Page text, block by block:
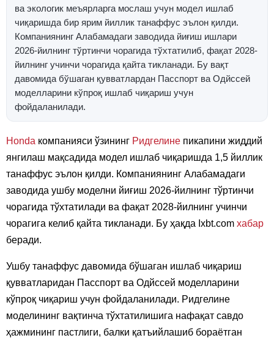
ва экологик меъярларга мослаш учун модел ишлаб
чиқаришда бир ярим йиллик танаффус эълон қилди.
Компаниянинг Алабамадаги заводида йиғиш ишлари
2026-йилнинг тўртинчи чорагида тўхтатилиб, фақат 2028-
йилнинг учинчи чорагида қайта тикланади. Бу вақт
давомида бўшаган қувватлардан Пасспорт ва Одйссей
моделларини кўпроқ ишлаб чиқариш учун
фойдаланилади.
Honda компанияси ўзининг Ридгелине пикапини жиддий
янгилаш мақсадида модел ишлаб чиқаришда 1,5 йиллик
танаффус эълон қилди. Компаниянинг Алабамадаги
заводида ушбу моделни йиғиш 2026-йилнинг тўртинчи
чорагида тўхтатилади ва фақат 2028-йилнинг учинчи
чорагига келиб қайта тикланади. Бу ҳақда Ixbt.com хабар
беради.
Ушбу танаффус давомида бўшаган ишлаб чиқариш
қувватларидан Пасспорт ва Одйссей моделларини
кўпроқ чиқариш учун фойдаланилади. Ридгелине
моделининг вақтинча тўхтатилишига нафақат савдо
ҳажмининг пастлиги, балки қатъийлашиб бораётган